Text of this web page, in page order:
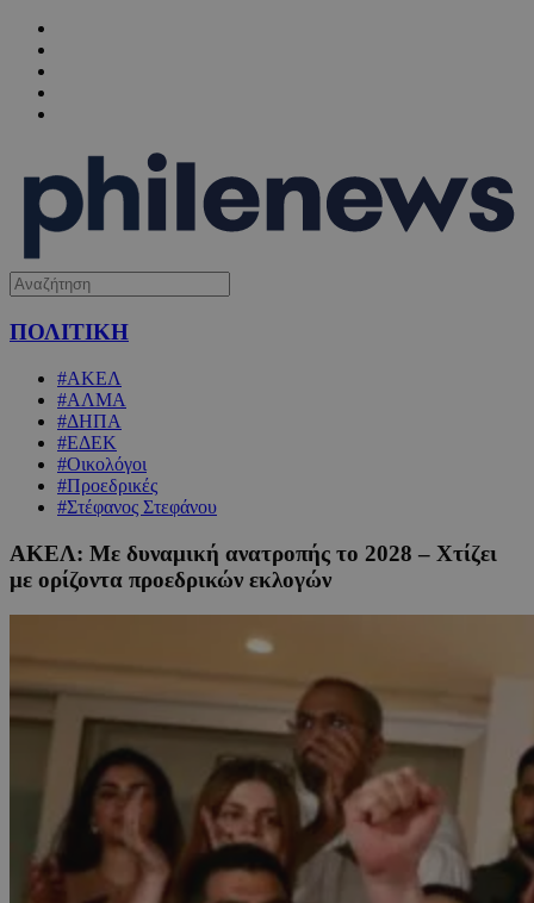
ΠΟΛΙΤΙΚΗ
#ΑΚΕΛ
#ΑΛΜΑ
#ΔΗΠΑ
#ΕΔΕΚ
#Οικολόγοι
#Προεδρικές
#Στέφανος Στεφάνου
ΑΚΕΛ: Με δυναμική ανατροπής το 2028 – Χτίζει
με ορίζοντα προεδρικών εκλογών